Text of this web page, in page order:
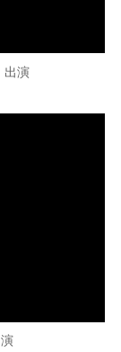
出演